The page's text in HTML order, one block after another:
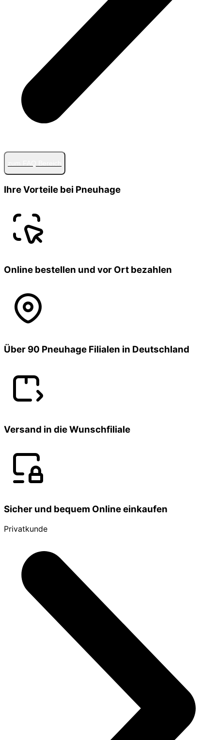
Ihre Vorteile bei Pneuhage
Online bestellen und vor Ort bezahlen
Über 90 Pneuhage Filialen in Deutschland
Versand in die Wunschfiliale
Sicher und bequem Online einkaufen
Privatkunde